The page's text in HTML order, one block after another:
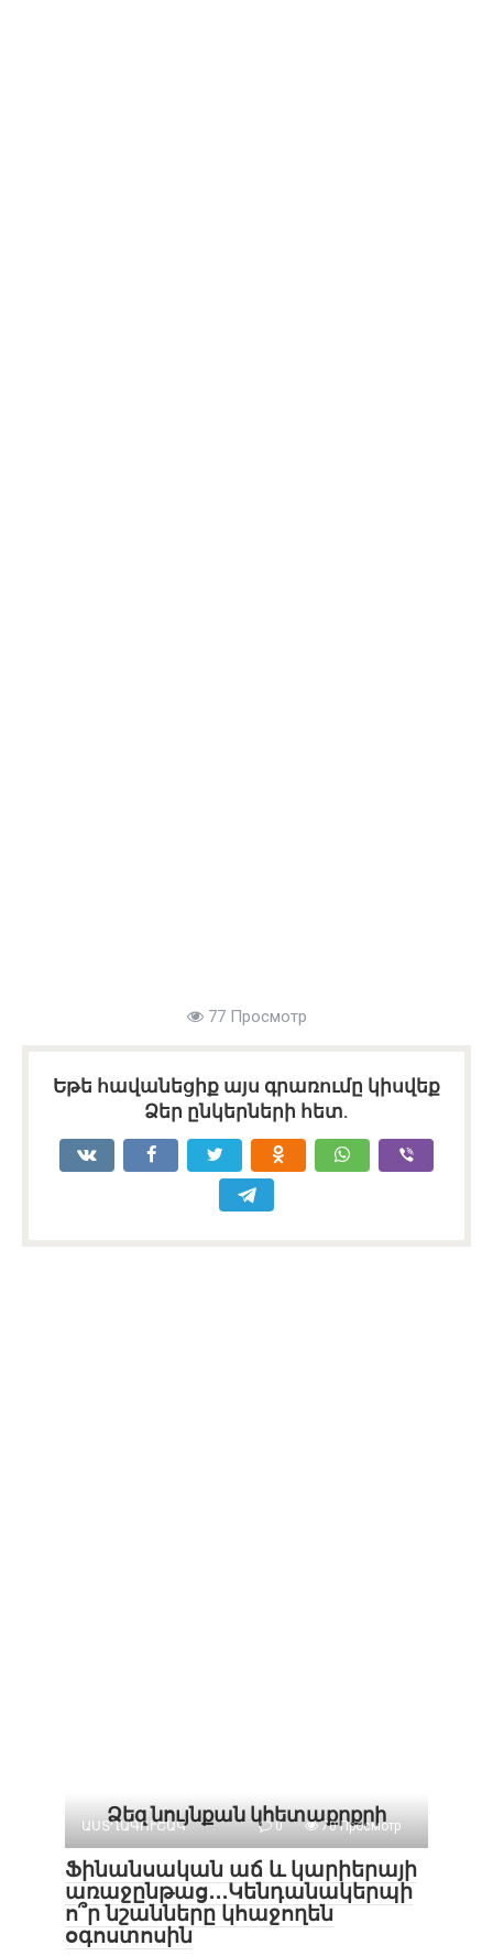
77 Просмотр
Եթե հավանեցիք այս գրառումը կիսվեք
Ձեր ընկերների հետ.
Ձեզ նույնքան կհետաքրքրի
ԱՍՏՂԱԳՈՒՇԱԿ 0 70 Просмотр
Ֆինանսական աճ և կարիերայի
առաջընթաց․․․Կենդանակերպի
ո՞ր նշանները կհաջողեն
օգոստոսին